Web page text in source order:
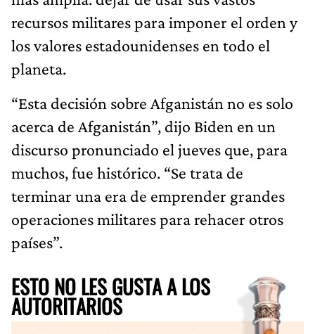
recursos militares para imponer el orden y
los valores estadounidenses en todo el
planeta.
“Esta decisión sobre Afganistán no es solo
acerca de Afganistán”, dijo Biden en un
discurso pronunciado el jueves que, para
muchos, fue histórico. “Se trata de
terminar una era de emprender grandes
operaciones militares para rehacer otros
países”.
ESTO NO LES GUSTA A LOS
AUTORITARIOS